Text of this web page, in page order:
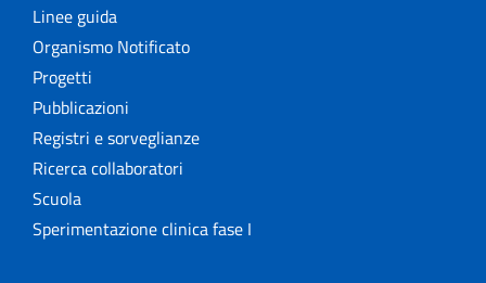
Linee guida
Organismo Notificato
Progetti
Pubblicazioni
Registri e sorveglianze
Ricerca collaboratori
Scuola
Sperimentazione clinica fase I